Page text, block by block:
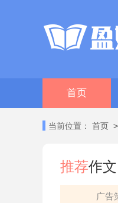
首页
当前位置： 首页 >
推荐作文
广告